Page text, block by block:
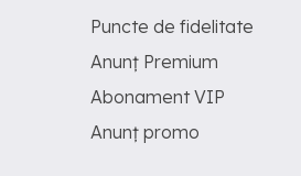
Puncte de fidelitate
Anunț Premium
Abonament VIP
Anunț promo